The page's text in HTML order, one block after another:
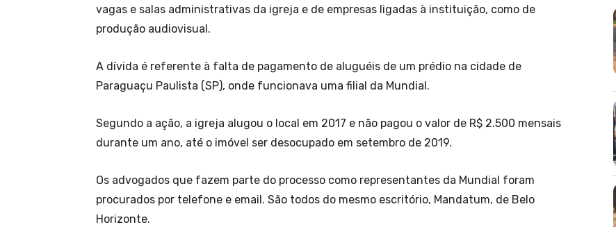
vagas e salas administrativas da igreja e de empresas ligadas à instituição, como de
produção audiovisual.
A dívida é referente à falta de pagamento de aluguéis de um prédio na cidade de
Paraguaçu Paulista (SP), onde funcionava uma filial da Mundial.
Segundo a ação, a igreja alugou o local em 2017 e não pagou o valor de R$ 2.500 mensais
durante um ano, até o imóvel ser desocupado em setembro de 2019.
Os advogados que fazem parte do processo como representantes da Mundial foram
procurados por telefone e email. São todos do mesmo escritório, Mandatum, de Belo
Horizonte.